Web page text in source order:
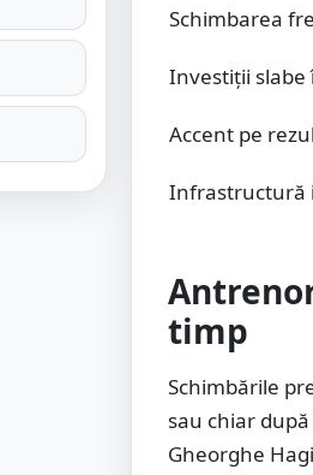
Schimbarea
Investiții slabe
Accent pe
Infrastructură
timp
Schimbările
sau chiar
Gheorghe